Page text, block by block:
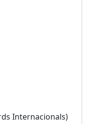
Internacionals)